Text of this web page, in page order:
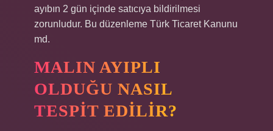
ayıbın 2 gün içinde satıcıya bildirilmesi
zorunludur. Bu düzenleme Türk Ticaret Kanunu
md.
MALIN AYIPLI
OLDUĞU NASIL
TESPIT EDILIR?